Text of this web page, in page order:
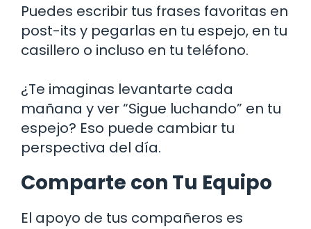
Puedes escribir tus frases favoritas en
post-its y pegarlas en tu espejo, en tu
casillero o incluso en tu teléfono.
¿Te imaginas levantarte cada
mañana y ver “Sigue luchando” en tu
espejo? Eso puede cambiar tu
perspectiva del día.
Comparte con Tu Equipo
El apoyo de tus compañeros es